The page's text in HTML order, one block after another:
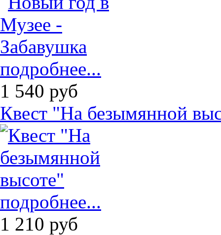
подробнее...
1 540 руб
Квест "На безымянной
подробнее...
1 210 руб